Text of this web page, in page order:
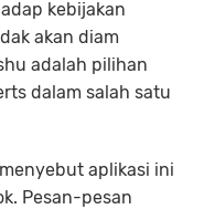
kebijakan
akan diam
adalah pilihan
dalam salah satu
aplikasi ini
Pesan-pesan